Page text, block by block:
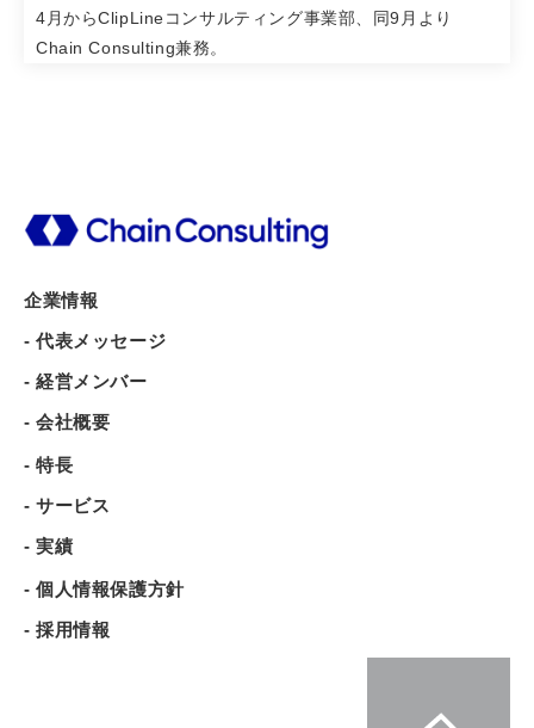
4月からClipLineコンサルティング事業部、同9月より
Chain Consulting兼務。
企業情報
- 代表メッセージ
- 経営メンバー
- 会社概要
- 特長
- サービス
- 実績
- 個人情報保護方針
- 採用情報